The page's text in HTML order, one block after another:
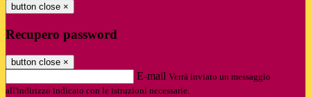
button close ×
Recupero password
button close ×
E-mail Verrà inviato un messaggio
all'indirizzo indicato con le istruzioni necessarie.